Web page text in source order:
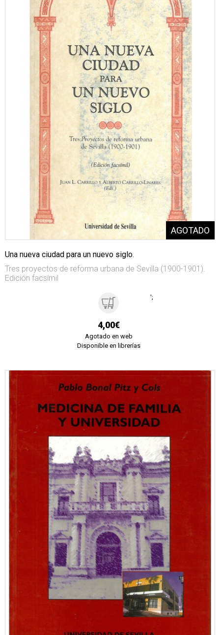
Una nueva ciudad para un nuevo siglo.
Tres proyectos de reforma urbana de Sevilla (1900-1901).
Edición facsímil
4,00€
Agotado en web
Disponible en librerías
';